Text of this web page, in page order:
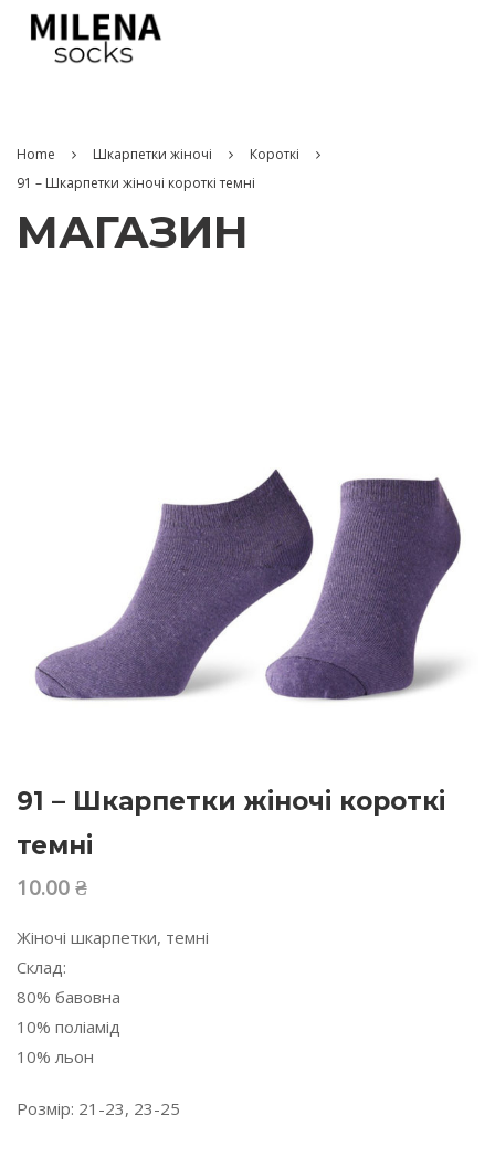
Home Шкарпетки жіночі
Короткі
91 – Шкарпетки жіночі короткі темні
МАГАЗИН
91 – Шкарпетки жіночі короткі
темні
10.00 ₴
Жіночі шкарпетки, темні
Склад:
80% бавовна
10% поліамід
10% льон
Розмір: 21-23, 23-25